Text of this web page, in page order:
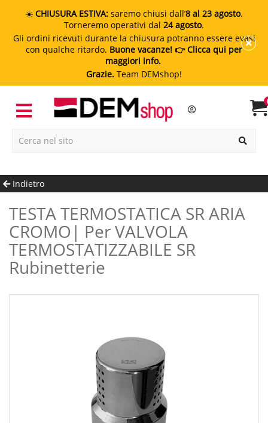
☀️ CHIUSURA ESTIVA: saremo chiusi dall’8 al 23 agosto.
Torneremo operativi dal 24 agosto.
Gli ordini ricevuti durante la chiusura potranno essere evasi
con qualche ritardo. Buone vacanze! 👉 Clicca qui per
maggiori info.
Grazie. Team DEMshop!
Indietro
TESTA TERMOSTATICA SR ARIA
CROMO| Per VALVOLA
TERMOSTATIZZABILE SR
Rubinetterie